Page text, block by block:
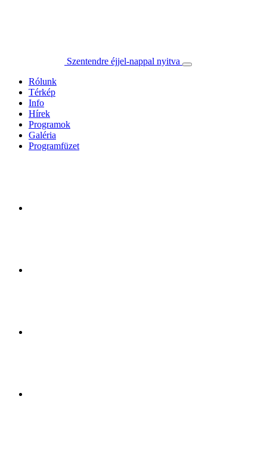
Szentendre éjjel-nappal nyitva
Rólunk
Térkép
Info
Hírek
Programok
Galéria
Programfüzet